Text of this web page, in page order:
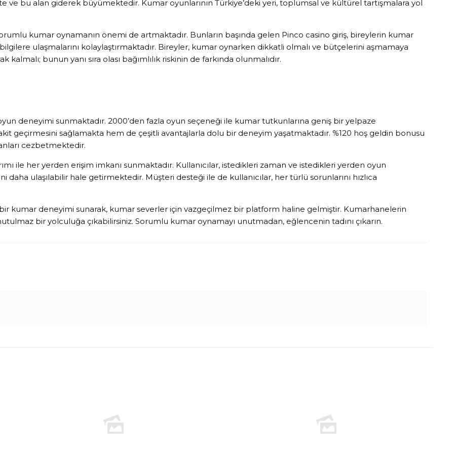
ve bu alan giderek büyümektedir. Kumar oyunlarının Türkiye’deki yeri, toplumsal ve kültürel tartışmalara yol
kumar oynamanın önemi de artmaktadır. Bunların başında gelen Pinco casino giriş, bireylerin kumar
ulaşmalarını kolaylaştırmaktadır. Bireyler, kumar oynarken dikkatli olmalı ve bütçelerini aşmamaya
bunun yanı sıra olası bağımlılık riskinin de farkında olunmalıdır.
deneyimi sunmaktadır. 2000’den fazla oyun seçeneği ile kumar tutkunlarına geniş bir yelpaze
geçirmesini sağlamakta hem de çeşitli avantajlarla dolu bir deneyim yaşatmaktadır. %120 hoş geldin bonusu
cezbetmektedir.
ile her yerden erişim imkanı sunmaktadır. Kullanıcılar, istedikleri zaman ve istedikleri yerden oyun
ulaşılabilir hale getirmektedir. Müşteri desteği ile de kullanıcılar, her türlü sorunlarını hızlıca
kumar deneyimi sunarak, kumar severler için vazgeçilmez bir platform haline gelmiştir. Kumarhanelerin
bir yolculuğa çıkabilirsiniz. Sorumlu kumar oynamayı unutmadan, eğlencenin tadını çıkarın.